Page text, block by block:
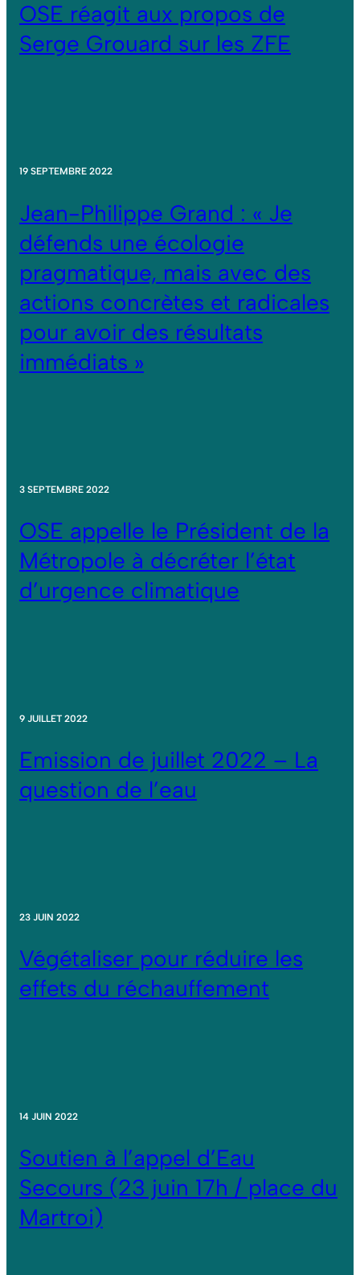
OSE réagit aux propos de
Serge Grouard sur les ZFE
19 SEPTEMBRE 2022
Jean-Philippe Grand : « Je
défends une écologie
pragmatique, mais avec des
actions concrètes et radicales
pour avoir des résultats
immédiats »
3 SEPTEMBRE 2022
OSE appelle le Président de la
Métropole à décréter l’état
d’urgence climatique
9 JUILLET 2022
Emission de juillet 2022 – La
question de l’eau
23 JUIN 2022
Végétaliser pour réduire les
effets du réchauffement
14 JUIN 2022
Soutien à l’appel d’Eau
Secours (23 juin 17h / place du
Martroi)